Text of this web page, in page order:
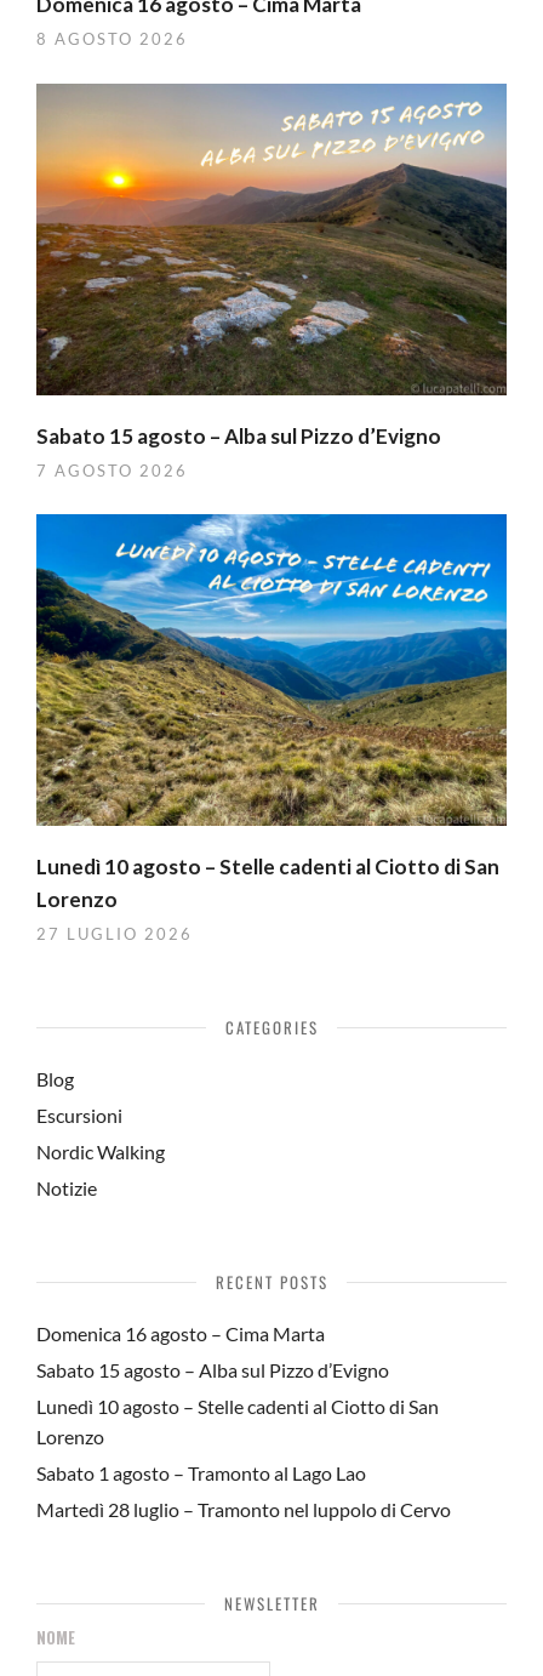
8 AGOSTO 2026
Sabato 15 agosto – Alba sul Pizzo d’Evigno
7 AGOSTO 2026
Lunedì 10 agosto – Stelle cadenti al Ciotto di San
Lorenzo
27 LUGLIO 2026
CATEGORIES
Blog
Escursioni
Nordic Walking
Notizie
RECENT POSTS
Domenica 16 agosto – Cima Marta
Sabato 15 agosto – Alba sul Pizzo d’Evigno
Lunedì 10 agosto – Stelle cadenti al Ciotto di San
Lorenzo
Sabato 1 agosto – Tramonto al Lago Lao
Martedì 28 luglio – Tramonto nel luppolo di Cervo
NEWSLETTER
NOME